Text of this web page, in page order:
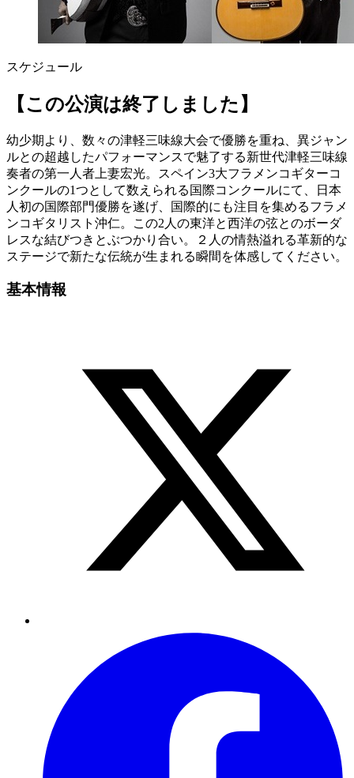
スケジュール
【この公演は終了しました】
幼少期より、数々の津軽三味線大会で優勝を重ね、異ジャン
ルとの超越したパフォーマンスで魅了する新世代津軽三味線
奏者の第一人者上妻宏光。スペイン3大フラメンコギターコ
ンクールの1つとして数えられる国際コンクールにて、日本
人初の国際部門優勝を遂げ、国際的にも注目を集めるフラメ
ンコギタリスト沖仁。この2人の東洋と西洋の弦とのボーダ
レスな結びつきとぶつかり合い。２人の情熱溢れる革新的な
ステージで新たな伝統が生まれる瞬間を体感してください。
基本情報